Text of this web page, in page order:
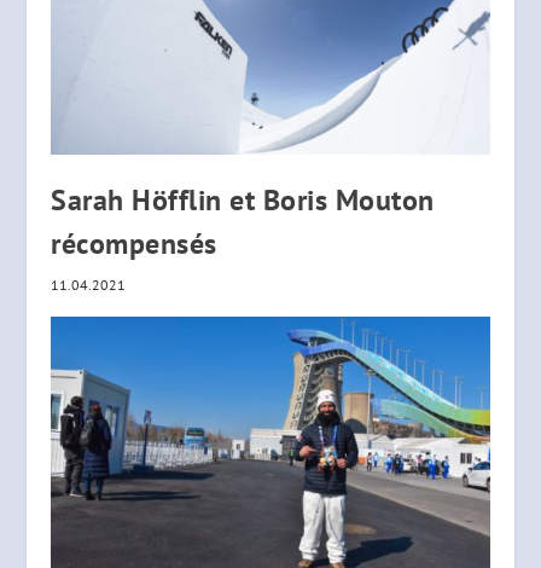
Sarah Höfflin et Boris Mouton
récompensés
11.04.2021